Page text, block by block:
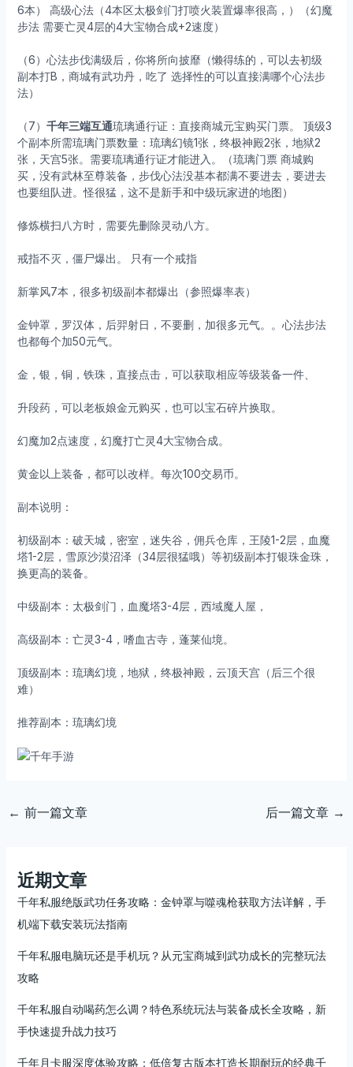
6本） 高级心法（4本区太极剑门打喷火装置爆率很高，）（幻魔
步法 需要亡灵4层的4大宝物合成+2速度）
（6）心法步伐满级后，你将所向披靡（懒得练的，可以去初级
副本打B，商城有武功丹，吃了 选择性的可以直接满哪个心法步
法）
（7） 千年三端互通琉璃通行证：直接商城元宝购买门票。 顶级3
个副本所需琉璃门票数量：琉璃幻镜1张，终极神殿2张，地狱2
张，天宫5张。需要琉璃通行证才能进入。（琉璃门票 商城购
买，没有武林至尊装备，步伐心法没基本都满不要进去，要进去
也要组队进。怪很猛，这不是新手和中级玩家进的地图）
修炼横扫八方时，需要先删除灵动八方。
戒指不灭，僵尸爆出。 只有一个戒指
新掌风7本，很多初级副本都爆出（参照爆率表）
金钟罩，罗汉体，后羿射日，不要删，加很多元气。。心法步法
也都每个加50元气。
金，银，铜，铁珠，直接点击，可以获取相应等级装备一件、
升段药，可以老板娘金元购买，也可以宝石碎片换取。
幻魔加2点速度，幻魔打亡灵4大宝物合成。
黄金以上装备，都可以改样。每次100交易币。
副本说明：
初级副本：破天城，密室，迷失谷，佣兵仓库，王陵1-2层，血魔
塔1-2层，雪原沙漠沼泽（34层很猛哦）等初级副本打银珠金珠，
换更高的装备。
中级副本：太极剑门，血魔塔3-4层，西域魔人屋，
高级副本：亡灵3-4，嗜血古寺，蓬莱仙境。
顶级副本：琉璃幻境，地狱，终极神殿，云顶天宫（后三个很
难）
推荐副本：琉璃幻境
← 前一篇文章 后一篇文章 →
近期文章
千年私服绝版武功任务攻略：金钟罩与噬魂枪获取方法详解，手
机端下载安装玩法指南
千年私服电脑玩还是手机玩？从元宝商城到武功成长的完整玩法
攻略
千年私服自动喝药怎么调？特色系统玩法与装备成长全攻略，新
手快速提升战力技巧
千年月卡服深度体验攻略：低倍复古版本打造长期耐玩的经典千